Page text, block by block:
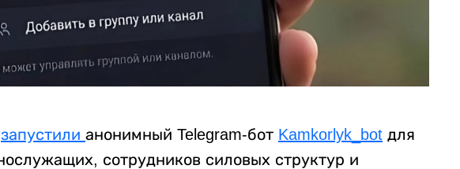
запустили анонимный Telegram-бот Kamkorlyk_bot для
сотрудников силовых структур и